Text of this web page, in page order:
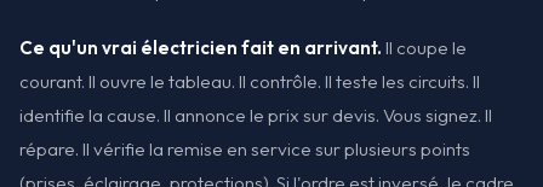
Ce qu'un vrai électricien fait en arrivant. Il coupe le
courant. Il ouvre le tableau. Il contrôle. Il teste les circuits. Il
identifie la cause. Il annonce le prix sur devis. Vous signez. Il
répare. Il vérifie la remise en service sur plusieurs points